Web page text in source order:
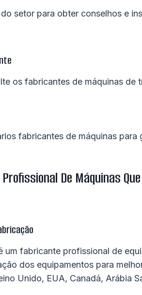
setor para obter conselhos e
os fabricantes de máquinas
fabricantes de máquinas
De Máquinas
um fabricante profissional de
dos equipamentos para
Unido, EUA, Canadá, Arábia